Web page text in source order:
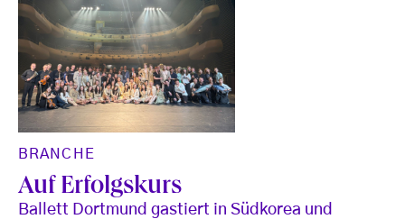
BRANCHE
Auf Erfolgskurs
Ballett Dortmund gastiert in Südkorea und